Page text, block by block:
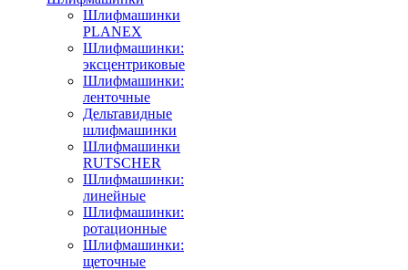
Шлифмашинки
PLANEX
Шлифмашинки:
эксцентриковые
Шлифмашинки:
ленточные
Дельтавидные
шлифмашинки
Шлифмашинки
RUTSCHER
Шлифмашинки:
линейные
Шлифмашинки:
ротационные
Шлифмашинки:
щеточные